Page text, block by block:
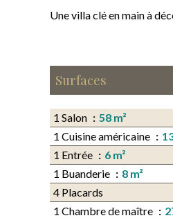
Une villa clé en main à
Surfaces
1 Salon
58 m²
1 Cuisine américaine
1 Entrée
6 m²
1 Buanderie
8 m²
4 Placards
1 Chambre de maître